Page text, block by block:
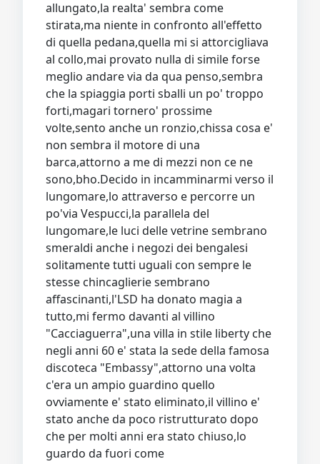
allungato,la realta' sembra come
stirata,ma niente in confronto all'effetto
di quella pedana,quella mi si attorcigliava
al collo,mai provato nulla di simile forse
meglio andare via da qua penso,sembra
che la spiaggia porti sballi un po' troppo
forti,magari tornero' prossime
volte,sento anche un ronzio,chissa cosa e'
non sembra il motore di una
barca,attorno a me di mezzi non ce ne
sono,bho.Decido in incamminarmi verso il
lungomare,lo attraverso e percorre un
po'via Vespucci,la parallela del
lungomare,le luci delle vetrine sembrano
smeraldi anche i negozi dei bengalesi
solitamente tutti uguali con sempre le
stesse chincaglierie sembrano
affascinanti,l'LSD ha donato magia a
tutto,mi fermo davanti al villino
"Cacciaguerra",una villa in stile liberty che
negli anni 60 e' stata la sede della famosa
discoteca "Embassy",attorno una volta
c'era un ampio guardino quello
ovviamente e' stato eliminato,il villino e'
stato anche da poco ristrutturato dopo
che per molti anni era stato chiuso,lo
guardo da fuori come